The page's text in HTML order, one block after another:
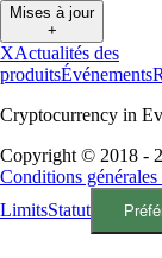
Mises à jour
+
XActualités des
produitsÉvénements
Cryptocurrency in
Copyright © 2018 -
Conditions
LimitsStatut